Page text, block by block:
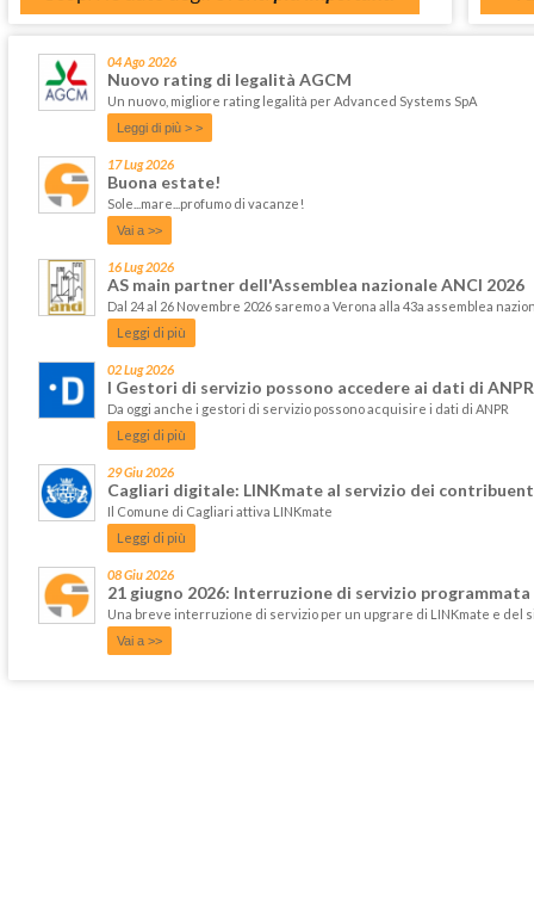
04 Ago 2026
Nuovo rating di legalità AGCM
Un nuovo, migliore rating legalità per Advanced Systems SpA
Leggi di più > >
17 Lug 2026
Buona estate!
Sole...mare...profumo di vacanze!
Vai a >>
16 Lug 2026
AS main partner dell'Assemblea nazionale ANCI 2026
Dal 24 al 26 Novembre 2026 saremo a Verona alla 43a assemblea
Leggi di più
02 Lug 2026
I Gestori di servizio possono accedere ai dati di ANPR
Da oggi anche i gestori di servizio possono acquisire i dati di ANPR
Leggi di più
29 Giu 2026
Cagliari digitale: LINKmate al servizio dei
Il Comune di Cagliari attiva LINKmate
Leggi di più
08 Giu 2026
21 giugno 2026: Interruzione di servizio programmata
Una breve interruzione di servizio per un upgrare di LINKmate e del
Vai a >>